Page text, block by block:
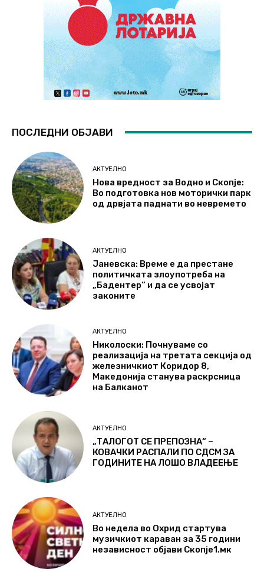
ПОСЛЕДНИ ОБЈАВИ
АКТУЕЛНО
Нова вредност за Водно и Скопје:
Во подготовка нов моторички парк
од дрвјата паднати во невремето
АКТУЕЛНО
Јаневска: Време е да престане
политичката злоупотреба на
„Бадентер“ и да се усвојат
законите
АКТУЕЛНО
Николоски: Почнуваме со
реализација на третата секција од
железничкиот Коридор 8,
Македонија станува раскрсница
на Балканот
АКТУЕЛНО
„ТАЛОГОТ СЕ ПРЕПОЗНА“ –
КОВАЧКИ РАСПАЛИ ПО СДСМ ЗА
ГОДИНИТЕ НА ЛОШО ВЛАДЕЕЊЕ
АКТУЕЛНО
Во недела во Охрид стартува
музичкиот караван за 35 години
независност објави Скопје1.мк